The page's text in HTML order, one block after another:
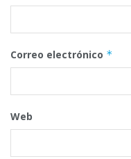
Correo electrónico *
Web